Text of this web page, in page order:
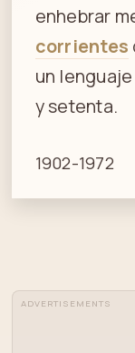
enhebrar
corrientes
un
y setenta.
1902-1972
ADVERTISEMENTS